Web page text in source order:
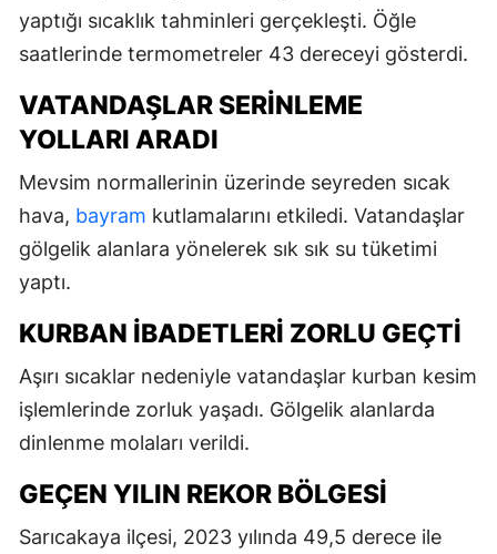
yaptığı sıcaklık tahminleri gerçekleşti. Öğle
saatlerinde termometreler 43 dereceyi gösterdi.
VATANDAŞLAR SERINLEME
YOLLARI ARADI
Mevsim normallerinin üzerinde seyreden sıcak
hava, bayram kutlamalarını etkiledi. Vatandaşlar
gölgelik alanlara yönelerek sık sık su tüketimi
yaptı.
KURBAN İBADETLERI ZORLU GEÇTI
Aşırı sıcaklar nedeniyle vatandaşlar kurban kesim
işlemlerinde zorluk yaşadı. Gölgelik alanlarda
dinlenme molaları verildi.
GEÇEN YILIN REKOR BÖLGESI
Sarıcakaya ilçesi, 2023 yılında 49,5 derece ile